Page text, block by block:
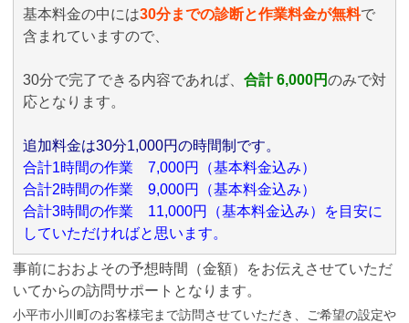
基本料金の中には30分までの診断と作業料金が無料で
含まれていますので、
30分で完了できる内容であれば、 合計 6,000円のみで対
応となります。
追加料金は30分1,000円の時間制です。
合計1時間の作業 7,000円（基本料金込み）
合計2時間の作業 9,000円（基本料金込み）
合計3時間の作業 11,000円（基本料金込み）を目安に
していただければと思います。
事前におおよその予想時間（金額）をお伝えさせていただ
いてからの訪問サポートとなります。
小平市小川町のお客様宅まで訪問させていただき、ご希望の設定や